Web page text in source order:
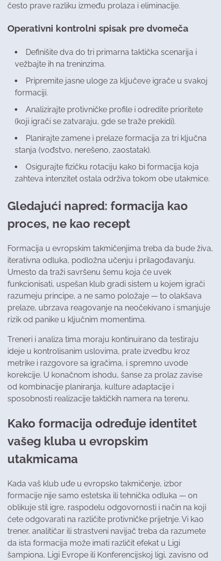
često prave razliku između prolaza i eliminacije.
Operativni kontrolni spisak pre dvomeča
Definišite dva do tri primarna taktička scenarija i
vežbajte ih na treninzima.
Pripremite jasne uloge za ključeve igrače u svakoj
formaciji.
Analizirajte protivničke profile i odredite prioritete
(koji igrači se zatvaraju, gde se traže prekidi).
Planirajte zamene i prelaze formacija za tri ključna
stanja (vođstvo, nerešeno, zaostatak).
Osigurajte fizičku rotaciju kako bi formacija koja
zahteva intenzitet ostala održiva tokom obe utakmice.
Gledajući napred: formacija kao
proces, ne kao recept
Formacija u evropskim takmičenjima treba da bude živa,
iterativna odluka, podložna učenju i prilagođavanju.
Umesto da traži savršenu šemu koja će uvek
funkcionisati, uspešan klub gradi sistem u kojem igrači
razumeju principe, a ne samo položaje — to olakšava
prelaze, ubrzava reagovanje na neočekivano i smanjuje
rizik od panike u ključnim momentima.
Treneri i analiza tima moraju kontinuirano da testiraju
ideje u kontrolisanim uslovima, prate izvedbu kroz
metrike i razgovore sa igračima, i spremno uvode
korekcije. U konačnom ishodu, šanse za prolaz zavise
od kombinacije planiranja, kulture adaptacije i
sposobnosti realizacije taktičkih namera na terenu.
Kako formacija određuje identitet
vašeg kluba u evropskim
utakmicama
Kada vaš klub uđe u evropsko takmičenje, izbor
formacije nije samo estetska ili tehnička odluka — on
oblikuje stil igre, raspodelu odgovornosti i način na koji
ćete odgovarati na različite protivničke prijetnje. Vi kao
trener, analitičar ili strastveni navijač treba da razumete
da ista formacija može imati različit efekat u Ligi
šampiona, Ligi Evrope ili Konferencijskoj ligi, zavisno od